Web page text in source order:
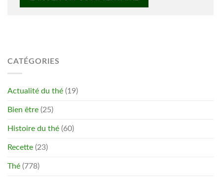
CATÉGORIES
Actualité du thé (19)
Bien être (25)
Histoire du thé (60)
Recette (23)
Thé (778)